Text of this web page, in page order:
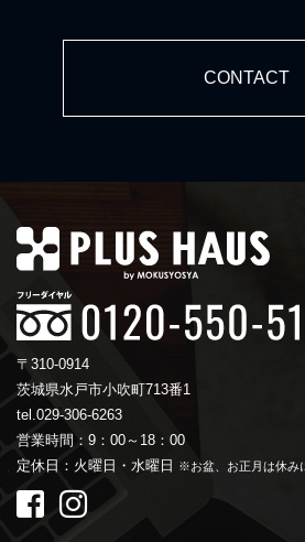
CONTACT
〒310-0914
茨城県水戸市小吹町713番1
tel.029-306-6263
営業時間：9：00～18：00
定休日：火曜日・水曜日
※お盆、お正月は休み